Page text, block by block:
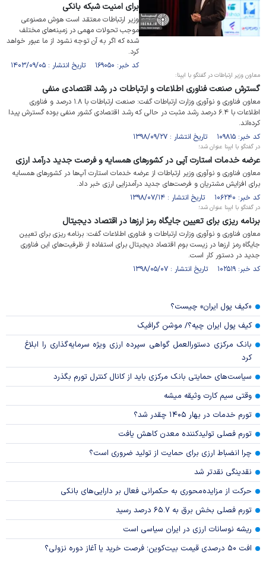
برای امنیت شبکه بانکی
وزیر ارتباطات معتقد است هوش مصنوعی
موجب تحولات مهمی در زمینه‌های مختلف
شده که اگر به آن توجه نشود از ما عبور خواهد
کرد.
کد خبر: ۱۶۹۰۵۰ تاریخ انتشار : ۱۴۰۳/۰۹/۰۵
معاون وزیر ارتباطات در گفتگو با ایبِنا:
گسترش صنعت فناوری اطلاعات و ارتباطات در رشد اقتصادی منفی
معاون فناوری و نوآوری وزارت ارتباطات گفت: صنعت ارتباطات با ۱.۸ درصد و فناوری
اطلاعات با ۶.۴ درصد رشد مثبت در حالی که رشد اقتصادی کشور منفی بوده گسترش پیدا
کرده‌اند.
کد خبر: ۱۰۹۸۱۵ تاریخ انتشار : ۱۳۹۸/۰۹/۲۷
در گفتگو با ایبِنا عنوان شد؛
عرضه خدمات استارت آپی در کشورهای همسایه و فرصت جدید درآمد ارزی
معاون فناوری و نوآوری وزیر ارتباطات از عرضه خدمات استارت آپ‌ها در کشورهای همسایه
برای افزایش مشتریان و فرصت‌های جدید درآمدزایی ارزی خبر داد.
کد خبر: ۱۰۶۲۴۰ تاریخ انتشار : ۱۳۹۸/۰۷/۱۴
در گفتگو با ایبِنا عنوان شد؛
برنامه ریزی برای تعیین جایگاه رمز ارزها در اقتصاد دیجیتال
معاون فناوری و نوآوری وزارت ارتباطات و فناوری اطلاعات گفت: برنامه ریزی برای تعیین
جایگاه رمز ارزها در زیست بوم اقتصاد دیجیتال برای استفاده از ظرفیت‌های این فناوری
جدید در دستور کار است.
کد خبر: ۱۰۲۵۱۹ تاریخ انتشار : ۱۳۹۸/۰۵/۰۷
«کیف پول ایران» چیست؟
کیف پول ایران چیه؟/ موشن گرافیک
بانک مرکزی دستورالعمل گواهی سپرده ارزی ویژه سرمایه‌گذاری را ابلاغ
کرد
سیاست‌های حمایتی بانک مرکزی باید از کانال کنترل تورم بگذرد
وقتی سیم کارت وثیقه میشه
تورم خدمات در بهار ۱۴۰۵ چقدر شد؟
تورم فصلی تولیدکننده معدن کاهش یافت
چرا انضباط ارزی برای حمایت از تولید ضروری است؟
نقدینگی نقدتر شد
حرکت از مزایده‌محوری به حکمرانی فعال بر دارایی‌های بانکی
تورم فصلی بخش برق به ۶۵.۷ درصد رسید
ریشه نوسانات ارزی در ایران سیاسی است
افت ۵۰ درصدی قیمت بیت‌کوین؛ فرصت خرید یا آغاز دوره نزولی؟